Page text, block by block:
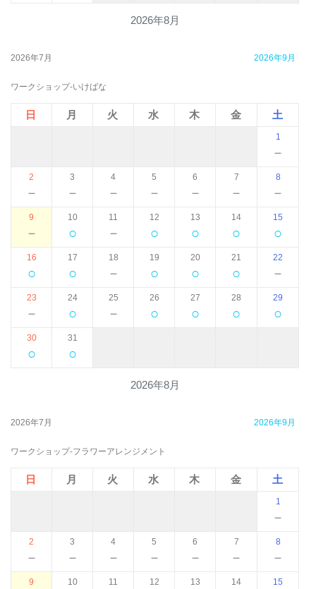
2026年8月
2026年7月 2026年9月
ワークショップ-いけばな
2026年8月
日 月 火 水 木 金 土
1
－
2
－
3
－
4
－
5
－
6
－
7
－
8
－
9
－
10
○
11
－
12
○
13
○
14
○
15
○
16
○
17
○
18
－
19
○
20
○
21
○
22
－
23
－
24
○
25
－
26
○
27
○
28
○
29
○
30
○
31
○
2026年7月 2026年9月
ワークショップ-フラワーアレンジメント
日 月 火 水 木 金 土
1
－
2
－
3
－
4
－
5
－
6
－
7
－
8
－
9 10 11 12 13 14 15